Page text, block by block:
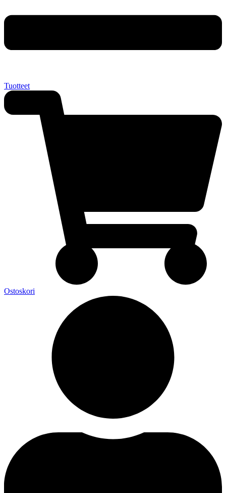
Tuotteet
Ostoskori